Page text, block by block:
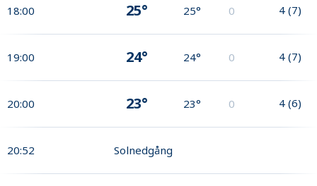
18:00 25° 25° 0 4 (7)
19:00 24° 24° 0 4 (7)
20:00 23° 23° 0 4 (6)
20:52 Solnedgång